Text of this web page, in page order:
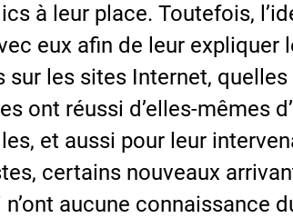
à leur place. Toutefois,
eux afin de leur expliquer
les sites Internet, quelles
ont réussi d’elles-mêmes
et aussi pour leur
certains nouveaux
aucune connaissance